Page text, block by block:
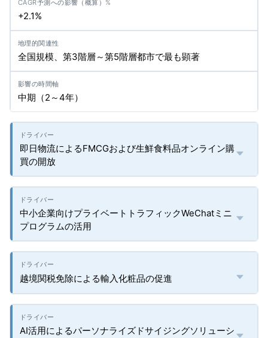
+2.1%
全国規模、第3階層～第5階層都市で最も顕著
中期（2～4年）
即日物流によるFMCGおよび生鮮食料品オンライン購
買の開放
中小企業向けプライベートトラフィックWeChatミニ
プログラムの活用
越境関税免除による輸入化粧品の促進
AI活用によるパーソナライズドサイジングソリューシ